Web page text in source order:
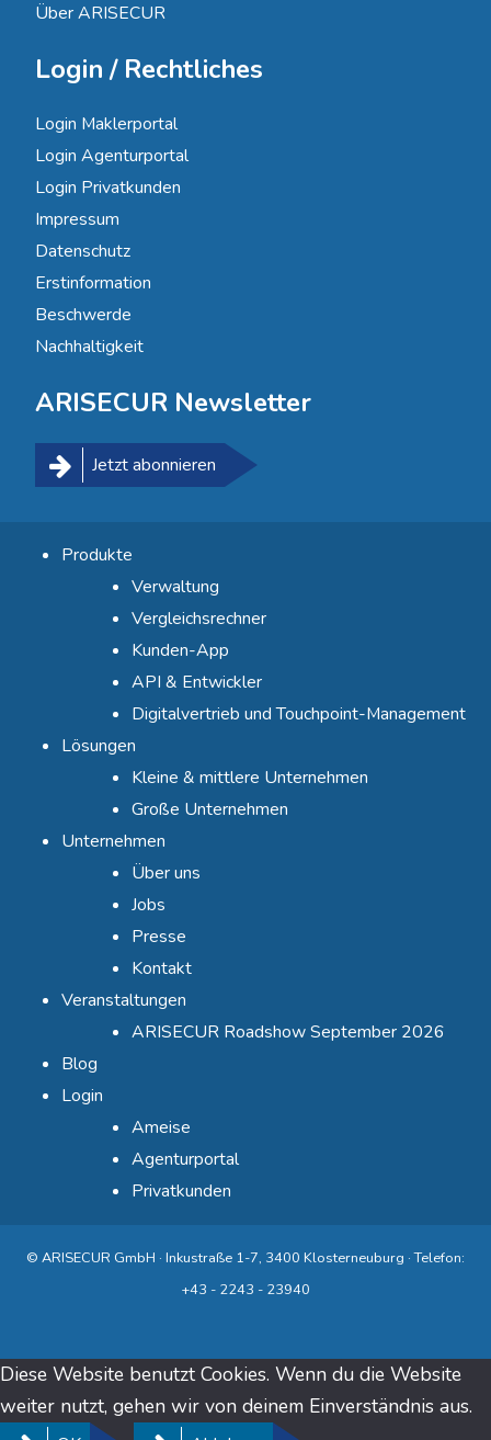
Über ARISECUR
Login / Rechtliches
Login Maklerportal
Login Agenturportal
Login Privatkunden
Impressum
Datenschutz
Erstinformation
Beschwerde
Nachhaltigkeit
ARISECUR Newsletter
Jetzt abonnieren
Produkte
Verwaltung
Vergleichsrechner
Kunden-App
API & Entwickler
Digitalvertrieb und Touchpoint-Management
Lösungen
Kleine & mittlere Unternehmen
Große Unternehmen
Unternehmen
Über uns
Jobs
Presse
Kontakt
Veranstaltungen
ARISECUR Roadshow September 2026
Blog
Login
Ameise
Agenturportal
Privatkunden
© ARISECUR GmbH · Inkustraße 1-7, 3400 Klosterneuburg · Telefon:
+43 - 2243 - 23940
Diese Website benutzt Cookies. Wenn du die Website
weiter nutzt, gehen wir von deinem Einverständnis aus.